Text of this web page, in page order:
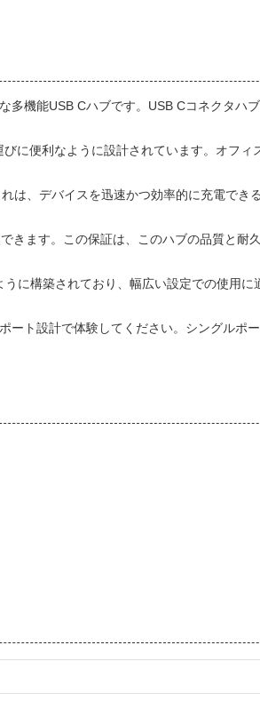
機能USB Cハブです。USB Cコネクタハ
に便利なように設計されています。オフ
は、デバイスを迅速かつ効率的に充電で
ます。この保証は、このハブの品質と耐
に構築されており、幅広い設定での使用
ト設計で体験してください。シングルポ